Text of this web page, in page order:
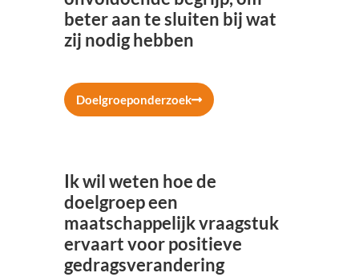
beter aan te sluiten bij wat
zij nodig hebben
Doelgroeponderzoek
Ik wil weten hoe de
doelgroep een
maatschappelijk vraagstuk
ervaart voor positieve
gedragsverandering